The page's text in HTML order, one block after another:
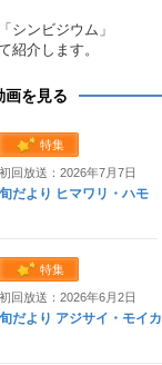
シンビジウム」
紹介します。
画を見る
特集
初回放送：2026年7月7日
旬だより ヒマワリ・ハモ
特集
初回放送：2026年6月2日
旬だより アジサイ・モイカ